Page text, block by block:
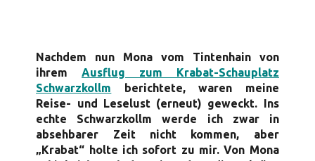
Nachdem nun Mona vom Tintenhain von
ihremAusflug zum Krabat-Schauplatz
Schwarzkollm berichtete, waren meine
Reise- und Leselust (erneut) geweckt. Ins
echte Schwarzkollm werde ich zwar in
absehbarer Zeit nicht kommen, aber
„Krabat“ holte ich sofort zu mir. Von Mona